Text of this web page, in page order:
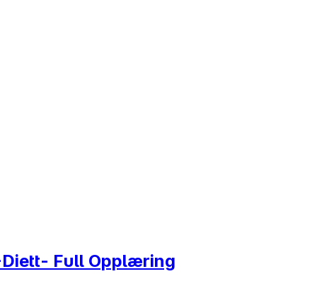
Full Opplæring